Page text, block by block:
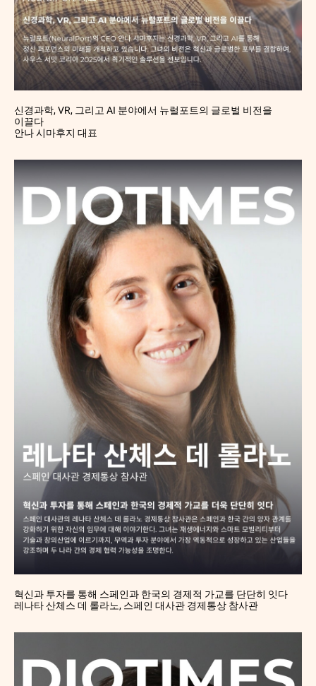
신경과학, VR, 그리고 AI 분야에서 뉴럴포트의 글로벌 비전을
이끌다
안나 시마후지 대표
혁신과 투자를 통해 스페인과 한국의 경제적 가교를 단단히 잇다
레나타 산체스 데 롤라노, 스페인 대사관 경제통상 참사관